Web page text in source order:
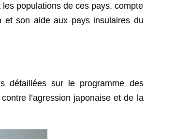
populations de ces pays. compte
et son aide aux pays insulaires du
détaillées sur le programme des
l’agression japonaise et de la